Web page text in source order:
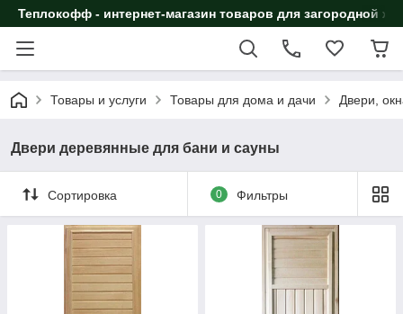
Теплокофф - интернет-магазин товаров для загородной
Товары и услуги Товары для дома и дачи Двери,
Двери деревянные для бани и сауны
Сортировка 0 Фильтры